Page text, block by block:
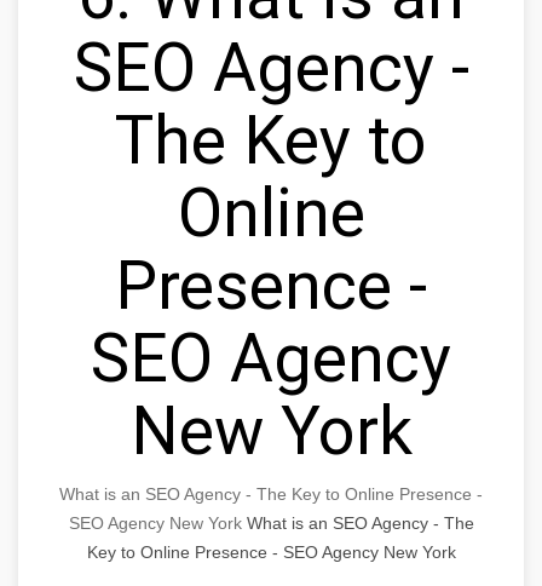
SEO Agency -
The Key to
Online
Presence -
SEO Agency
New York
What is an SEO Agency - The Key to Online Presence -
SEO Agency New YorkWhat is an SEO Agency - The
Key to Online Presence - SEO Agency New York